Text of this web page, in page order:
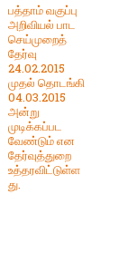
பத்தாம் வகுப்பு
அறிவியல் பாட
செய்முறைத்
தேர்வு
24.02.2015
முதல் தொடங்கி
04.03.2015
அன்று
முடிக்கப்பட
வேண்டும் என
தேர்வுத்துறை
உத்தரவிட்டுள்ள
து.